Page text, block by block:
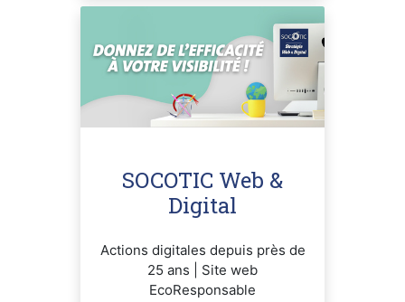
SOCOTIC Web &
Digital
Actions digitales depuis près de
25 ans | Site web
EcoResponsable